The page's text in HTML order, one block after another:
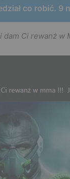
co robić. 9
Ci rewanż